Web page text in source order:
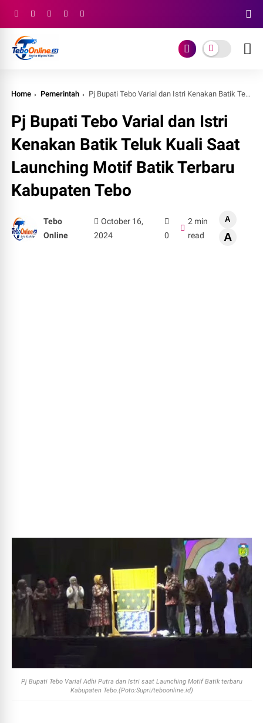
Home Pemerintah Pj Bupati Tebo Varial dan Istri Kenakan Batik Teluk Kuali Saat Launching Motif Batik Terbaru Kabupaten Tebo
Pj Bupati Tebo Varial dan Istri
Kenakan Batik Teluk Kuali Saat
Launching Motif Batik Terbaru
Kabupaten Tebo
Tebo
Online
October 16,
2024
0
2 min
read
A
A
Pj Bupati Tebo Varial Adhi Putra dan Istri saat Launching Motif Batik terbaru
Kabupaten Tebo.(Poto:Supri/teboonline.id)